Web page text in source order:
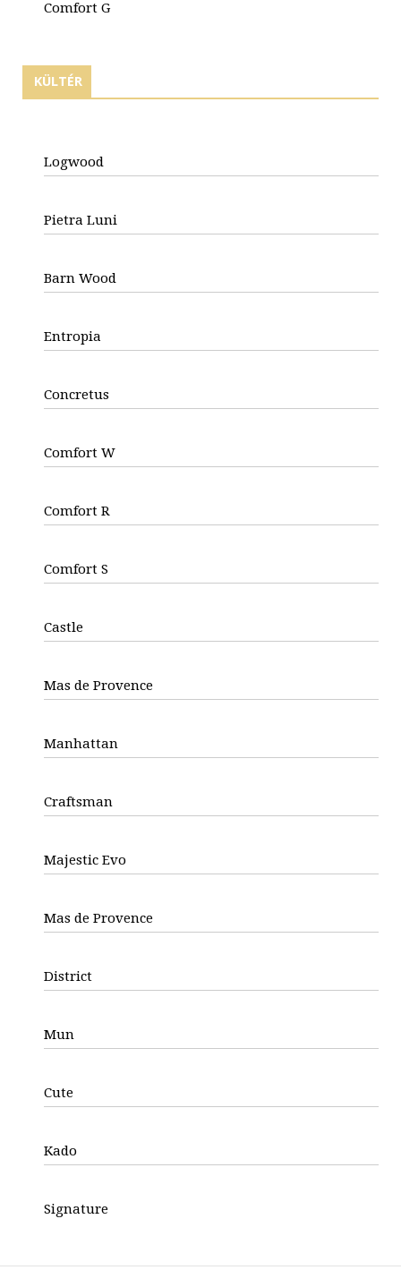
Comfort G
KÜLTÉR
Logwood
Pietra Luni
Barn Wood
Entropia
Concretus
Comfort W
Comfort R
Comfort S
Castle
Mas de Provence
Manhattan
Craftsman
Majestic Evo
Mas de Provence
District
Mun
Cute
Kado
Signature